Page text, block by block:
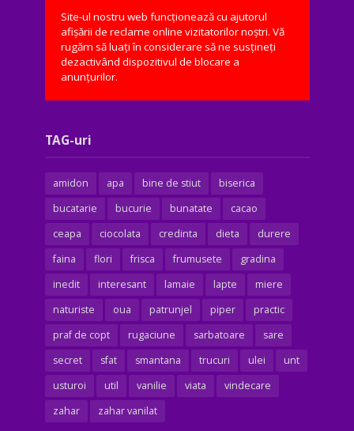
Site-ul nostru web funcționează cu ajutorul
afișării de reclame online vizitatorilor noștri. Vă
rugăm să luați în considerare să ne susțineți
dezactivând dispozitivul de blocare a
anunțurilor.
TAG-uri
amidon apa bine de stiut
biserica
bucatarie
bucurie bunatate
cacao
ceapa
ciocolata credinta dieta
durere
faina
flori frisca frumusete
gradina
inedit
interesant lamaie lapte
miere
naturiste
oua patrunjel piper
practic
praf de copt
rugaciune sarbatoare
sare
secret
sfat smantana trucuri ulei
unt
usturoi
util vanilie viata
vindecare
zahar
zahar vanilat